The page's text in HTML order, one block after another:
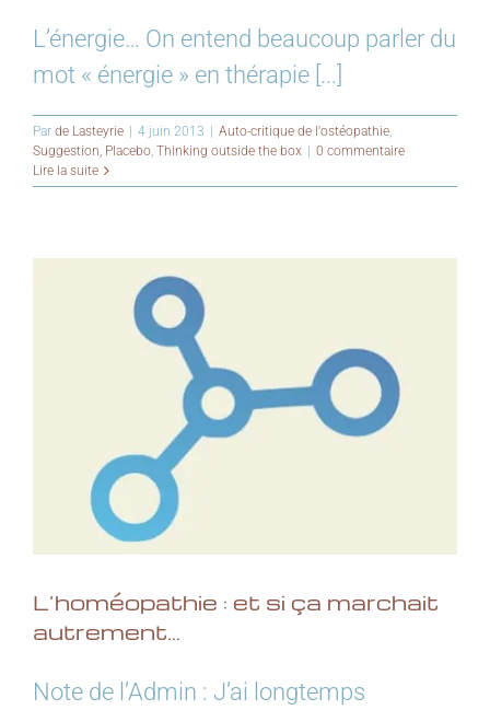
L’énergie… On entend beaucoup parler du
mot « énergie » en thérapie [...]
Par de Lasteyrie 4 juin 2013 Auto-critique de l'ostéopathie,
Suggestion, Placebo, Thinking outside the box
0 commentaire
Lire la suite
L’homéopathie : et si ça marchait
autrement…
Note de l’Admin : J’ai longtemps